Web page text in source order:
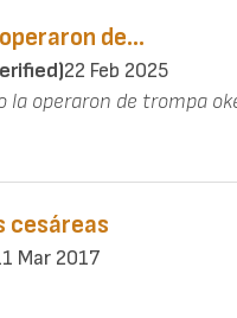
de…
22 Feb 2025
la operaron de trompa
cesáreas
Mar 2017